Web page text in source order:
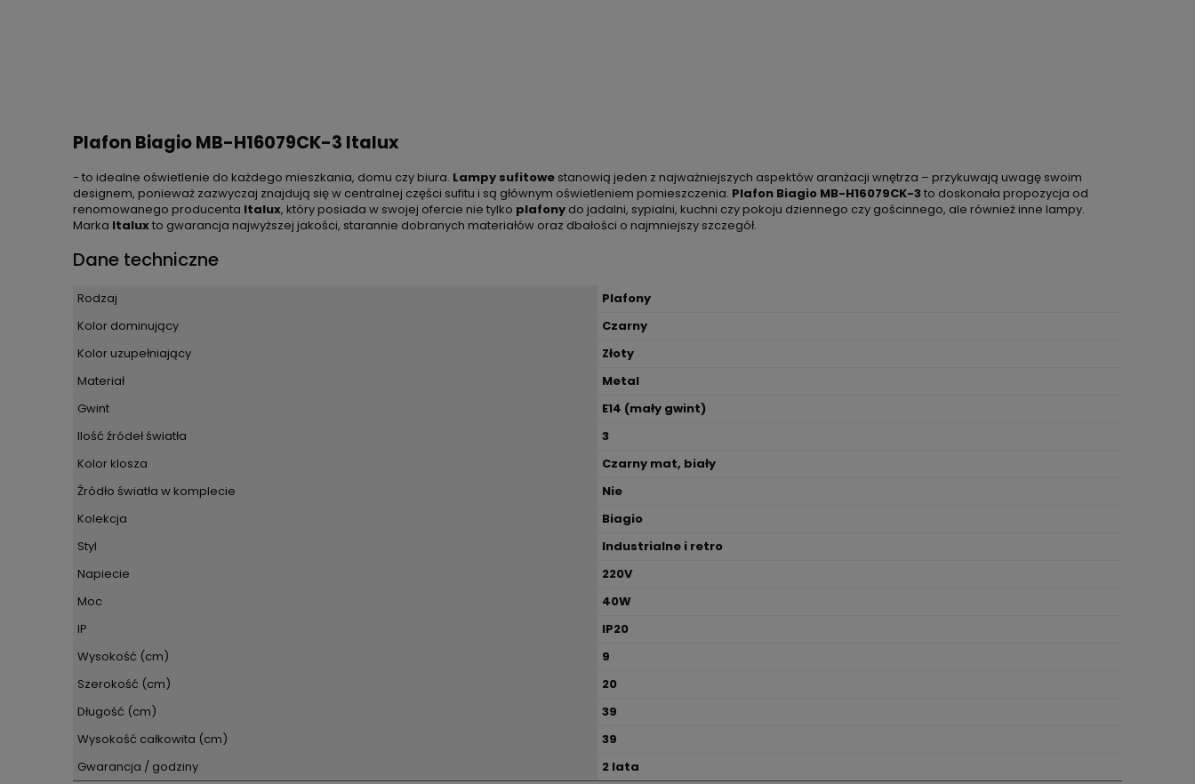
Plafon Biagio MB-H16079CK-3 Italux
- to idealne oświetlenie do każdego mieszkania, domu czy biura. Lampy sufitowe stanowią jeden z najważniejszych aspektów aranżacji wnętrza – przykuwają uwagę swoim
designem, ponieważ zazwyczaj znajdują się w centralnej części sufitu i są głównym oświetleniem pomieszczenia. Plafon Biagio MB-H16079CK-3to doskonała propozycja od
renomowanego producenta Italux, który posiada w swojej ofercie nie tylko plafony do jadalni, sypialni, kuchni czy pokoju dziennego czy gościnnego, ale również inne lampy.
Marka Italuxto gwarancja najwyższej jakości, starannie dobranych materiałów oraz dbałości o najmniejszy szczegół.
Dane techniczne
Rodzaj
Plafony
Kolor dominujący
Czarny
Kolor uzupełniający
Złoty
Materiał
Metal
Gwint
E14 (mały gwint)
Ilość źródeł światła
3
Kolor klosza
Czarny mat, biały
Źródło światła w komplecie
Nie
Kolekcja
Biagio
Styl
Industrialne i retro
Napiecie
220V
Moc
40W
IP
IP20
Wysokość (cm)
9
Szerokość (cm)
20
Długość (cm)
39
Wysokość całkowita (cm)
39
Gwarancja / godziny
2 lata